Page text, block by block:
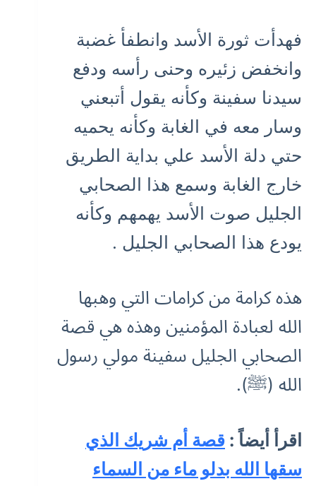
فهدأت ثورة الأسد وانطفأ غضبة
وانخفض زئيره وحنى رأسه ودفع
سيدنا سفينة وكأنه يقول أتبعني
وسار معه في الغابة وكأنه يحميه
حتي دلة الأسد علي بداية الطريق
خارج الغابة وسمع هذا الصحابي
الجليل صوت الأسد يهمهم وكأنه
يودع هذا الصحابي الجليل .
هذه كرامة من كرامات التي وهبها
الله لعبادة المؤمنين وهذه هي قصة
الصحابي الجليل سفينة مولي رسول
الله (ﷺ).
اقرأ أيضاً : قصة أم شريك الذي
سقها الله بدلو ماء من السماء